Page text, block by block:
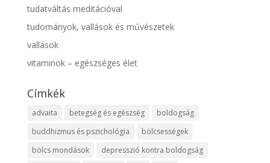
tudatváltás meditációval
tudományok, vallások és művészetek
vallások
vitaminok – egészséges élet
Címkék
advaita betegség és egészség
boldogság
buddhizmus és pszichológia
bölcsességek
bölcs mondások
depresszió kontra boldogság